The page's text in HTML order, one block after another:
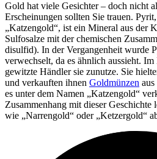
Gold hat viele Gesichter – doch nicht
Erscheinungen sollten Sie trauen.
„Katzengold“, ist ein Mineral aus der
Sulfosalze mit der chemischen
disulfid). In der Vergangenheit wurde
verwechselt, da es ähnlich aussieht.
gewitzte Händler sie zunutze. Sie
und verkauften ihnen Goldmünzen
es unter dem Namen „Katzengold“
Zusammenhang mit dieser Geschichte
wie „Narrengold“ oder „Ketzergold“